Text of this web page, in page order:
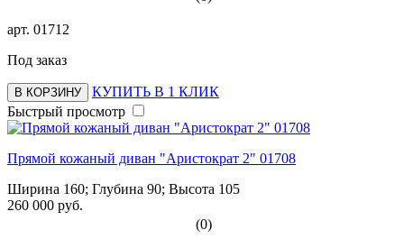
арт. 01712
Под заказ
В КОРЗИНУ
КУПИТЬ В 1 КЛИК
Быстрый просмотр
Прямой кожаный диван "Аристократ 2" 01708
Ширина 160; Глубина 90; Высота 105
260 000 руб.
(0)